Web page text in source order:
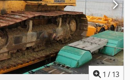
1 / 13